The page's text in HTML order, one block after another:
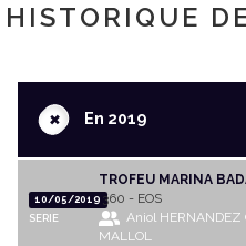
HISTORIQUE
+En 2019
10/05/2019
SERIE
TROFEU MARINA
360 - EOS
Aniol HERNANDEZ
MALLOL